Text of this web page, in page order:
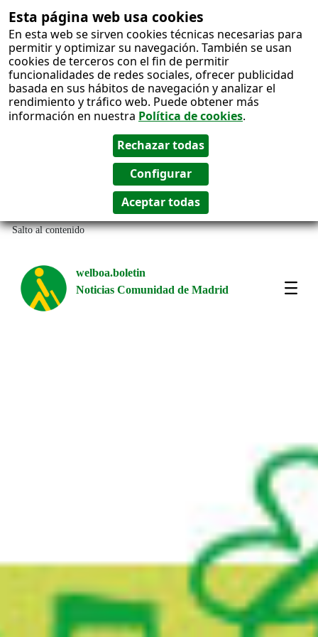
Esta página web usa cookies
En esta web se sirven cookies técnicas necesarias para
permitir y optimizar su navegación. También se usan
cookies de terceros con el fin de permitir
funcionalidades de redes sociales, ofrecer publicidad
basada en sus hábitos de navegación y analizar el
rendimiento y tráfico web. Puede obtener más
información en nuestra Política de cookies.
Salto al contenido
welboa.boletin
Noticias Comunidad de Madrid